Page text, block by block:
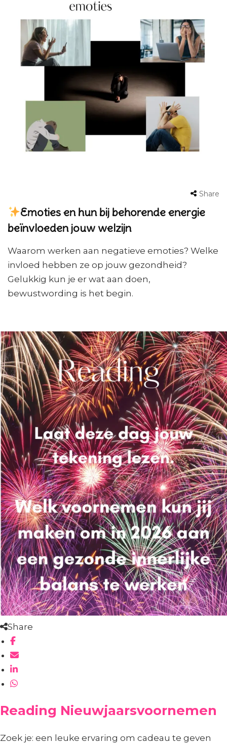
Share
Emoties en hun bij behorende energie
beïnvloeden jouw welzijn
Waarom werken aan negatieve emoties? Welke
invloed hebben ze op jouw gezondheid?
Gelukkig kun je er wat aan doen,
bewustwording is het begin.
Share
Reading Nieuwjaarsvoornemen
Zoek je: een leuke ervaring om cadeau te geven